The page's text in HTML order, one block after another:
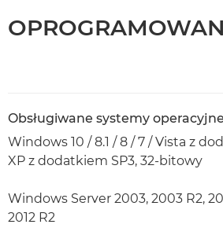
Obsługiwane systemy operacyjne
Windows 10 / 8.1 / 8 / 7 / Vista z
XP z dodatkiem SP3, 32-bitowy
Windows Server 2003, 2003 R2,
2012 R2